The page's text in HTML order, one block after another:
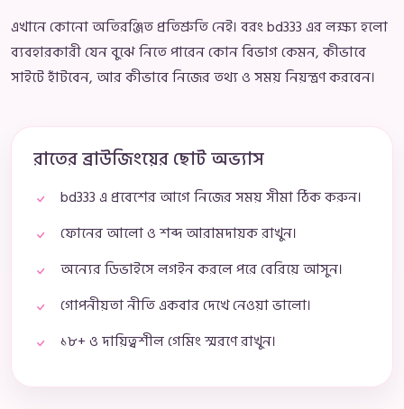
এখানে কোনো অতিরঞ্জিত প্রতিশ্রুতি নেই। বরং bd333 এর লক্ষ্য হলো
ব্যবহারকারী যেন বুঝে নিতে পারেন কোন বিভাগ কেমন, কীভাবে
সাইটে হাঁটবেন, আর কীভাবে নিজের তথ্য ও সময় নিয়ন্ত্রণ করবেন।
রাতের ব্রাউজিংয়ের ছোট অভ্যাস
bd333 এ প্রবেশের আগে নিজের সময় সীমা ঠিক করুন।
ফোনের আলো ও শব্দ আরামদায়ক রাখুন।
অন্যের ডিভাইসে লগইন করলে পরে বেরিয়ে আসুন।
গোপনীয়তা নীতি একবার দেখে নেওয়া ভালো।
১৮+ ও দায়িত্বশীল গেমিং স্মরণে রাখুন।